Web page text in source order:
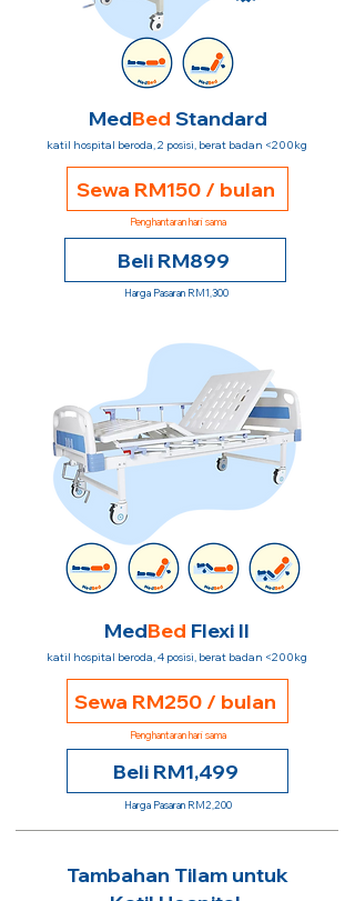
MedBed Standard
katil hospital beroda, 2 posisi, berat badan <200kg
Sewa RM150 / bulan
Penghantaran hari sama
Beli RM899
Harga Pasaran RM1,300
MedBed Flexi II
katil hospital beroda, 4 posisi, berat badan <200kg
Sewa RM250 / bulan
Penghantaran hari sama
Beli RM1,499
Harga Pasaran RM2,200
Tambahan Tilam untuk